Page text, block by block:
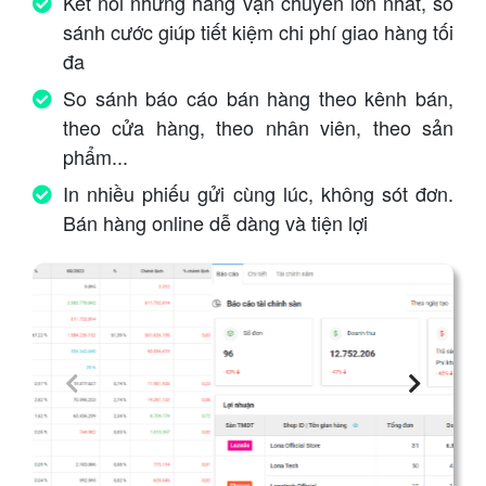
sánh cước giúp tiết kiệm chi phí giao hàng tối
đa
So sánh báo cáo bán hàng theo kênh bán,
theo cửa hàng, theo nhân viên, theo sản
phẩm...
In nhiều phiếu gửi cùng lúc, không sót đơn.
Bán hàng online dễ dàng và tiện lợi